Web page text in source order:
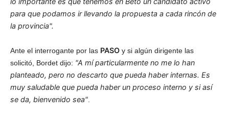
para que podamos ir llevando la propuesta a cada rincón de
la provincia".
Ante el interrogante por las PASO y si algún dirigente las
solicitó, Bordet dijo: "A mí particularmente no me lo han
planteado, pero no descarto que pueda haber internas. Es
muy saludable que pueda haber un proceso interno y si así
se da, bienvenido sea"